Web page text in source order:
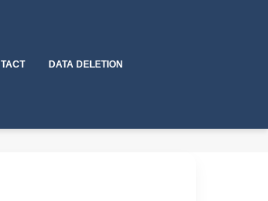
DATA DELETION